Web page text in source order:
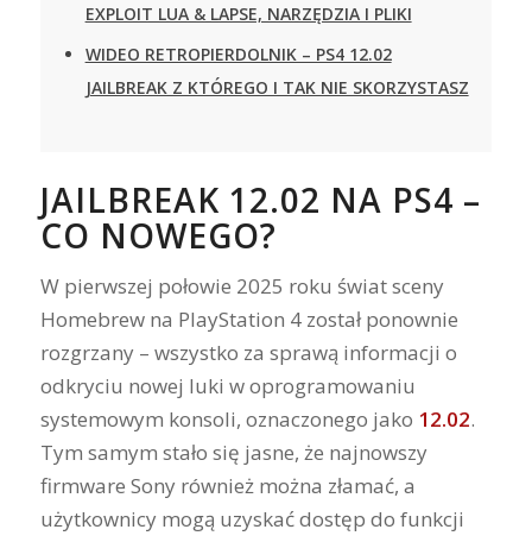
EXPLOIT LUA & LAPSE, NARZĘDZIA I PLIKI
WIDEO RETROPIERDOLNIK – PS4 12.02
JAILBREAK Z KTÓREGO I TAK NIE SKORZYSTASZ
JAILBREAK 12.02 NA PS4 –
CO NOWEGO?
W pierwszej połowie 2025 roku świat sceny
Homebrew na PlayStation 4 został ponownie
rozgrzany – wszystko za sprawą informacji o
odkryciu nowej luki w oprogramowaniu
systemowym konsoli, oznaczonego jako 12.02.
Tym samym stało się jasne, że najnowszy
firmware Sony również można złamać, a
użytkownicy mogą uzyskać dostęp do funkcji